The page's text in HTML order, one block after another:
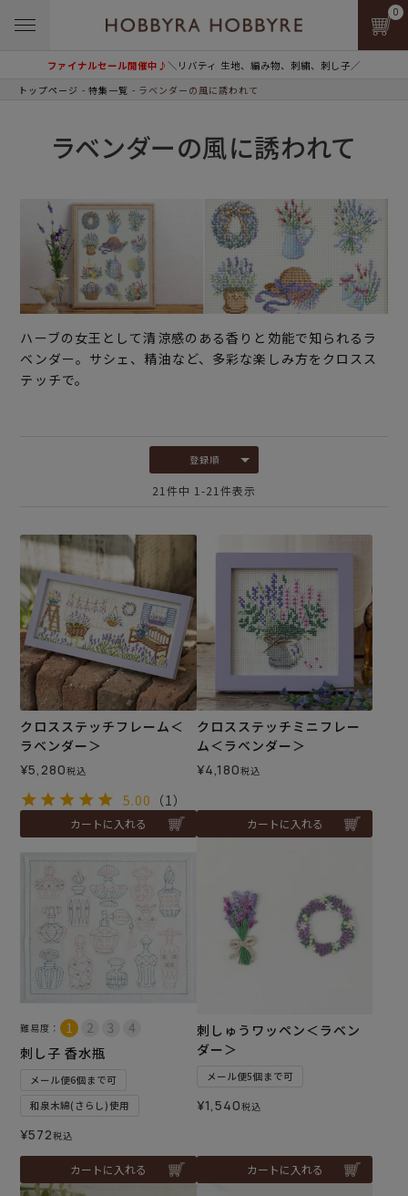
ファイナルセール開催中♪＼リバティ 生地、編み物、刺繍、刺し子／
0
トップページ 特集一覧 ラベンダーの風に誘われて
ラベンダーの風に誘われて
ハーブの女王として清涼感のある香りと効能で知られるラ
ベンダー。サシェ、精油など、多彩な楽しみ方をクロスス
テッチで。
登録順
21 件中 1 -21 件表示
クロスステッチフレーム＜
ラベンダー＞
¥5,280税込
5.00 （1）
カートに入れる
クロスステッチミニフレー
ム＜ラベンダー＞
¥4,180税込
カートに入れる
難易度：
刺し子 香水瓶
メール便6個まで可
和泉木綿(さらし)使用
¥572税込
カートに入れる
刺しゅうワッペン＜ラベン
ダー＞
メール便5個まで可
¥1,540税込
カートに入れる